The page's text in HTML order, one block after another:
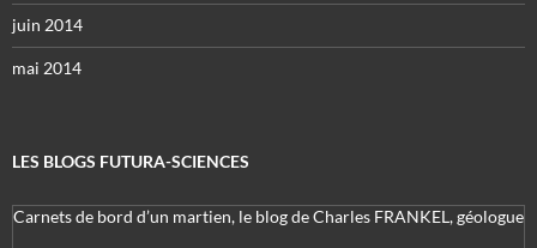
juin 2014
mai 2014
LES BLOGS FUTURA-SCIENCES
Carnets de bord d’un martien, le blog de Charles FRANKEL, géologue